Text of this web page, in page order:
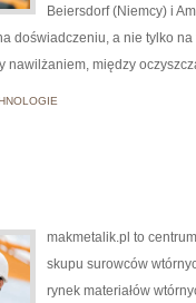
Beiersdorf (Niemcy) i
doświadczeniu, a nie tylko
nawilżaniem, między
makmetalik.pl to
skupu surowców
rynek materiałów